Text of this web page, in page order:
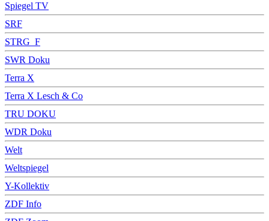
Spiegel TV
SRF
STRG_F
SWR Doku
Terra X
Terra X Lesch & Co
TRU DOKU
WDR Doku
Welt
Weltspiegel
Y-Kollektiv
ZDF Info